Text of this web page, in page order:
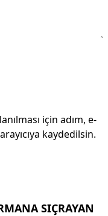
için adım, e-
kaydedilsin.
SIÇRAYAN